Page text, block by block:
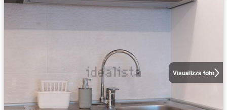
Visualizza foto